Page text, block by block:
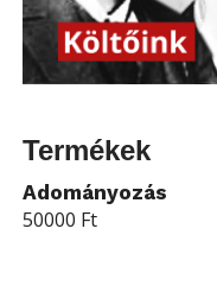
Termékek
Adományozás
50000 Ft